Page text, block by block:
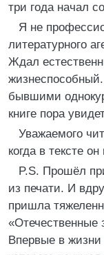
три года начал
Я не
литературного
Ждал
бывшими
книге пора
Уважаемого
когда в тексте
P.S. Прошёл
из печати. И
пришла
Впервые в